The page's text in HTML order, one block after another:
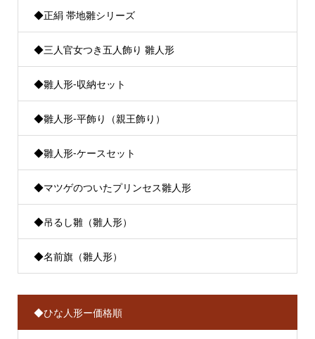
◆正絹 帯地雛シリーズ
◆三人官女つき五人飾り 雛人形
◆雛人形-収納セット
◆雛人形-平飾り（親王飾り）
◆雛人形-ケースセット
◆マツゲのついたプリンセス雛人形
◆吊るし雛（雛人形）
◆名前旗（雛人形）
◆ひな人形ー価格順